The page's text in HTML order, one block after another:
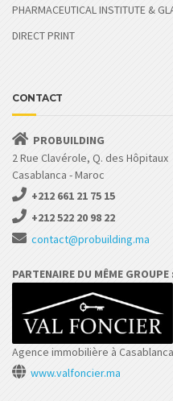
PHARMACEUTICAL INSTITUTE &
DIRECT PRINT
CONTACT
PROBUILDING
2 Rue Clavérole, Q. des Hôpitaux
Casablanca - Maroc
+212 661 21 75 15
+212 522 20 98 22
contact@probuilding.ma
PARTENAIRE DU MÊME GROUPE :
Agence immobilière à Casablanca
www.valfoncier.ma